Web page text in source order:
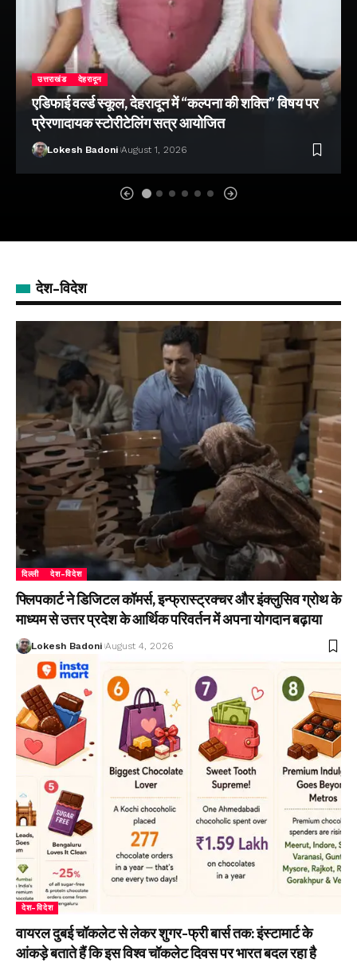
उत्तराखंड देहरादून
एडिफाई वर्ल्ड स्कूल, देहरादून में “कल्पना की शक्ति” विषय पर
प्रेरणादायक स्टोरीटेलिंग सत्र आयोजित
Lokesh Badoni August 1, 2026
देश-विदेश
दिल्ली देश-विदेश
फ्लिपकार्ट ने डिजिटल कॉमर्स, इन्फ्रास्ट्रक्चर और इंक्लुसिव ग्रोथ के
माध्यम से उत्तर प्रदेश के आर्थिक परिवर्तन में अपना योगदान बढ़ाया
Lokesh Badoni August 4, 2026
देश-विदेश
वायरल दुबई चॉकलेट से लेकर शुगर-फ्री बार्स तक: इंस्टामार्ट के
आंकड़े बताते हैं कि इस विश्व चॉकलेट दिवस पर भारत बदल रहा है